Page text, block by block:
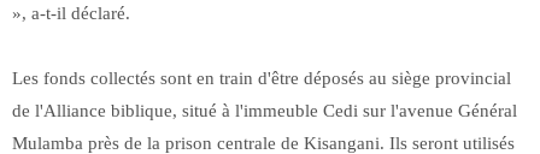
», a-t-il déclaré.
Les fonds collectés sont en train d'être déposés au siège provincial
de l'Alliance biblique, situé à l'immeuble Cedi sur l'avenue Général
Mulamba près de la prison centrale de Kisangani. Ils seront utilisés